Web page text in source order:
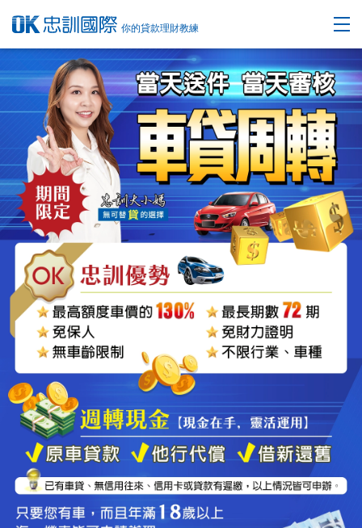
你的貸款理財教練